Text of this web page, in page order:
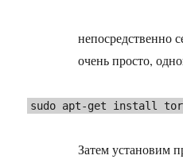
непосредственно
очень просто,
sudo apt-get install tor
Затем установим